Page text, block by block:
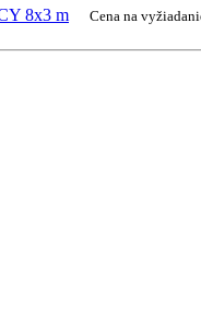
8x3 m Cena na